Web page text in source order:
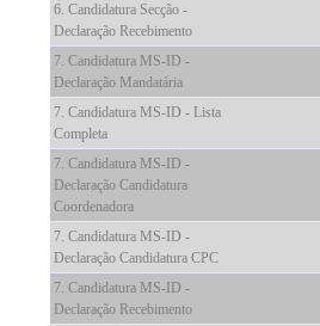
6. Candidatura Secção -
Declaração Recebimento
7. Candidatura MS-ID -
Declaração Mandatária
7. Candidatura MS-ID - Lista
Completa
7. Candidatura MS-ID -
Declaração Candidatura
Coordenadora
7. Candidatura MS-ID -
Declaração Candidatura CPC
7. Candidatura MS-ID -
Declaração Recebimento